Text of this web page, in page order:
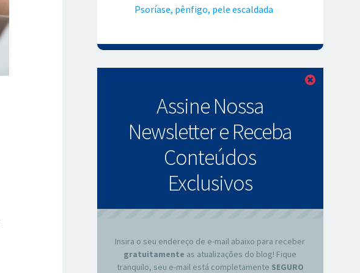
Psoríase, pênfigo, pele escaldada
Assine Nossa
Newsletter e Receba
Conteúdos
Exclusivos
Insira o seu endereço de e-mail abaixo para receber
gratuitamente as atualizações do blog! Fique
tranquilo, seu e-mail está completamente SEGURO